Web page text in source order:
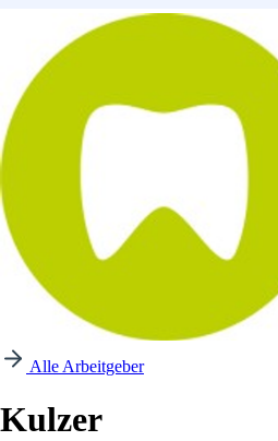
Alle Arbeitgeber
Kulzer